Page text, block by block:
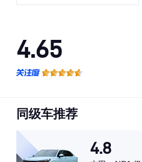
4.65
·空间表现一般，低于72%同级车
同级车推荐
4.8